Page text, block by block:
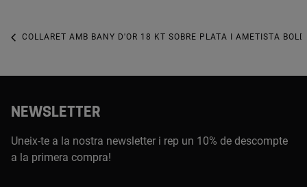
COLLARET AMB BANY D'OR 18 KT SOBRE PLATA I AMETISTA BOLD
NEWSLETTER
Uneix-te a la nostra newsletter i rep un 10% de descompte
a la primera compra!